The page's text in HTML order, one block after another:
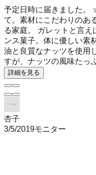
予定日時に届きました。
て。素材にこだわりのあ
る家庭。 ガレットと言
ンス菓子。体に優しい素
油と良質なナッツを使用
すが、ナッツの風味たっ
詳細を見る
杏子
3/5/2019モニター